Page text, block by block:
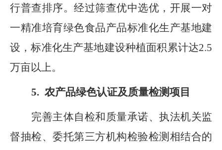
行普查排序。 经过筛查优中选优，开展一对
一精准培育绿色食品产品标准化生产基地建
设 ，标准化生产基地建设种植面积累计达2.5
万亩以上。
5. 农产品绿色认证及质量检测项目
完善主体自检和质量承诺、执法机关监
督抽检、委托第三方机构检验检测相结合的